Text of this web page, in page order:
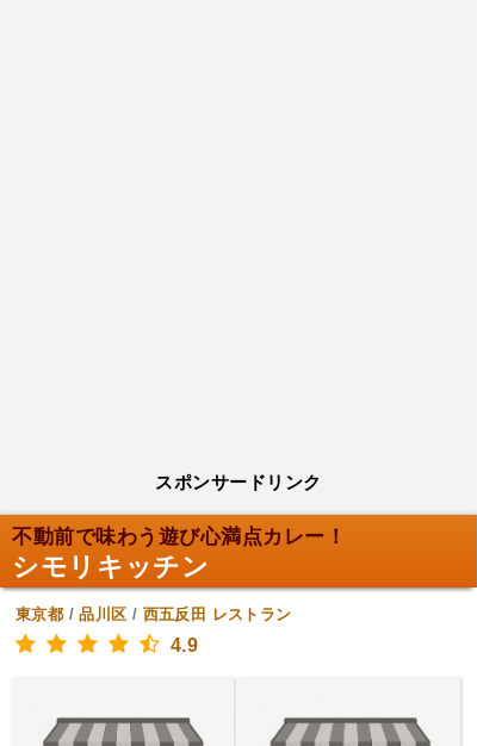
スポンサードリンク
不動前で味わう遊び心満点カレー！
シモリキッチン
東京都 /品川区 / 西五反田 レストラン
4.9